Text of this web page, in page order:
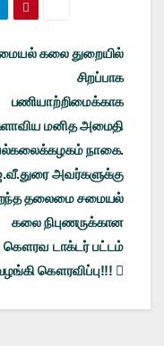
கலை துறையில்
சிறப்பாக
பணியாற்றிமைக்காக
மனித அமைதி
நாகை.
அவர்களுக்கு
தலைமை சமையல்
கலை நிபுணருக்கான
கௌரவ டாக்டர் பட்டம்
கௌரவிப்பு!!!